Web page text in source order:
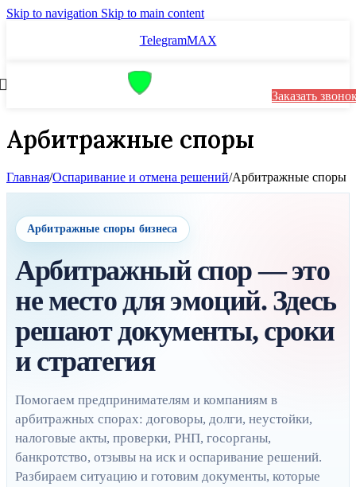
Skip to navigation Skip to main content
TelegramMAX
Заказать
Арбитражные споры
Главная/Оспаривание и отмена решений/Арбитражные споры
Арбитражные споры бизнеса
Арбитражный спор — это
не место для эмоций. Здесь
решают документы, сроки
и стратегия
Помогаем предпринимателям и компаниям в
арбитражных спорах: договоры, долги, неустойки,
налоговые акты, проверки, РНП, госорганы,
банкротство, отзывы на иск и оспаривание решений.
Разбираем ситуацию и готовим документы, которые